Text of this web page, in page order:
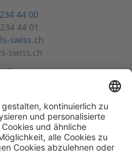
44 00
44 01
swiss.ch
swiss.ch